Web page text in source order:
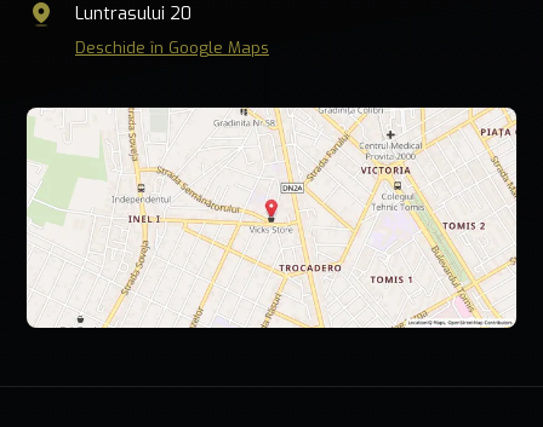
Luntrasului 20
Deschide în Google Maps